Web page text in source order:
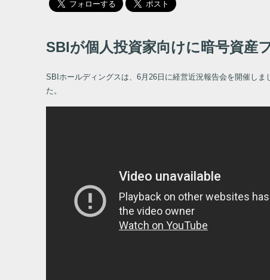
SBIが個人投資家向けに暗号資産
SBIホールディングスは、6月26日に経営近況報告会を開催し
た。